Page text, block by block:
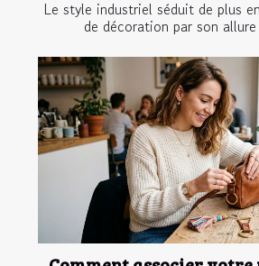
Le style industriel séduit de plus
de décoration par son